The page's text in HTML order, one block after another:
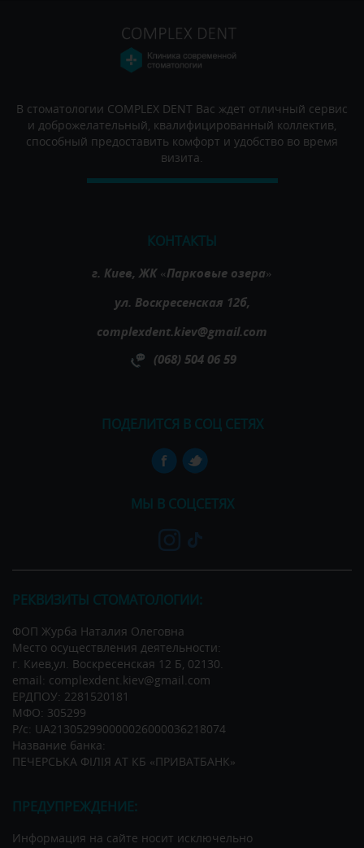
В стоматологии COMPLEX DENT Вас ждет отличный сервис
и доброжелательный, квалифицированный коллектив,
способный предоставить комфорт и удобство во время
визита.
КОНТАКТЫ
г. Киев, ЖК «Парковые озера»
ул. Воскресенская 12б,
complexdent.kiev@gmail.com
(068) 504 06 59
ПОДЕЛИТСЯ В СОЦ СЕТЯХ
МЫ В СОЦСЕТЯХ
РЕКВИЗИТЫ СТОМАТОЛОГИИ:
ФОП Журба Наталия Олеговна
Место осуществления деятельности:
г. Киев,ул. Воскресенская 12 Б, 02130.
email: complexdent.kiev@gmail.com
ЕРДПОУ: 2281520181
МФО: 305299
Р/c: UA213052990000026000036218074
Название банка:
ПЕЧЕРСЬКА ФІЛІЯ АТ КБ «ПРИВАТБАНК»
ПРЕДУПРЕЖДЕНИЕ:
Информация на сайте носит исключельно